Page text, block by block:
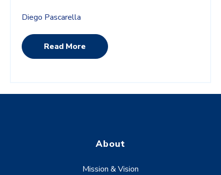
Diego Pascarella
Read More
About
Mission & Vision